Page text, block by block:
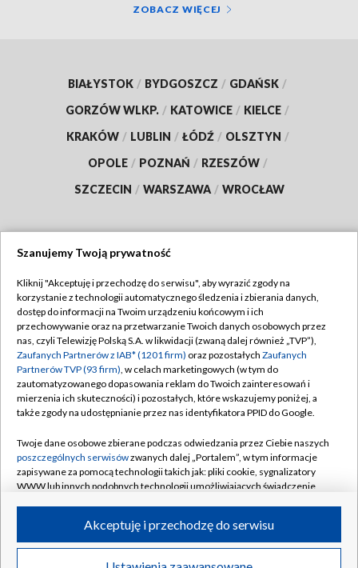
ZOBACZ WIĘCEJ
BIAŁYSTOK / BYDGOSZCZ / GDAŃSK /
GORZÓW WLKP. / KATOWICE / KIELCE /
KRAKÓW / LUBLIN / ŁÓDŹ / OLSZTYN /
OPOLE / POZNAŃ / RZESZÓW /
SZCZECIN / WARSZAWA / WROCŁAW
TVP
Abonament TVP
Emisja w TVP
Centrum informacji TVP
Naziemna Telewizja Cyfrowa
Rada Programowa
System NOS
Informacje o nadawcy
Program dla prasy
Regulamin TVP
Polityka prywatności
Moje zgody
Pomoc
Kontakt
Kanały
©2026 Telewizja Polska S.A. w likwidacji
Szanujemy Twoją prywatność
Kliknij "Akceptuję i przechodzę do serwisu", aby wyrazić zgody na
korzystanie z technologii automatycznego śledzenia i zbierania danych,
dostęp do informacji na Twoim urządzeniu końcowym i ich
przechowywanie oraz na przetwarzanie Twoich danych osobowych przez
nas, czyli Telewizję Polską S.A. w likwidacji (zwaną dalej również „TVP”),
Zaufanych Partnerów z IAB* (1201 firm) oraz pozostałych Zaufanych
Partnerów TVP (93 firm), w celach marketingowych (w tym do
zautomatyzowanego dopasowania reklam do Twoich zainteresowań i
mierzenia ich skuteczności) i pozostałych, które wskazujemy poniżej, a
także zgody na udostępnianie przez nas identyfikatora PPID do Google.
Twoje dane osobowe zbierane podczas odwiedzania przez Ciebie naszych
poszczególnych serwisówzwanych dalej „Portalem”, w tym informacje
zapisywane za pomocą technologii takich jak: pliki cookie, sygnalizatory
WWW lub innych podobnych technologii umożliwiających świadczenie
ruchu w Internecie.
Twoje dane osobowe zbierane podczas odwiedzania przez Ciebie
Akceptuję i przechodzę do serwisu